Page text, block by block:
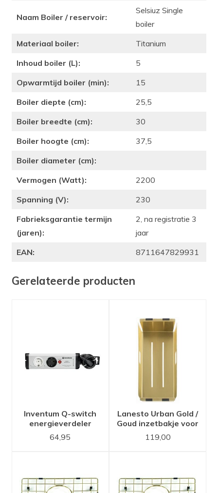
Naam Boiler / reservoir:
Selsiuz Single
boiler
Materiaal boiler:
Titanium
Inhoud boiler (L):
5
Opwarmtijd boiler (min):
15
Boiler diepte (cm):
25,5
Boiler breedte (cm):
30
Boiler hoogte (cm):
37,5
Boiler diameter (cm):
Vermogen (Watt):
2200
Spanning (V):
230
Fabrieksgarantie termijn
(jaren):
2, na registratie 3
jaar
EAN:
8711647829931
Gerelateerde producten
Inventum Q-switch
energieverdeler
64,95
Lanesto Urban Gold /
Goud inzetbakje voor
spoelbak
119,00